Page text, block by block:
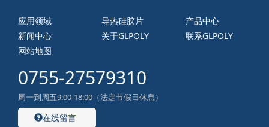
应用领域 导热硅胶片
产品中心
新闻中心
关于GLPOLY
联系GLPOLY
网站地图
0755-27579310
周一到周五9:00-18:00（法定节假日休息）
在线留言